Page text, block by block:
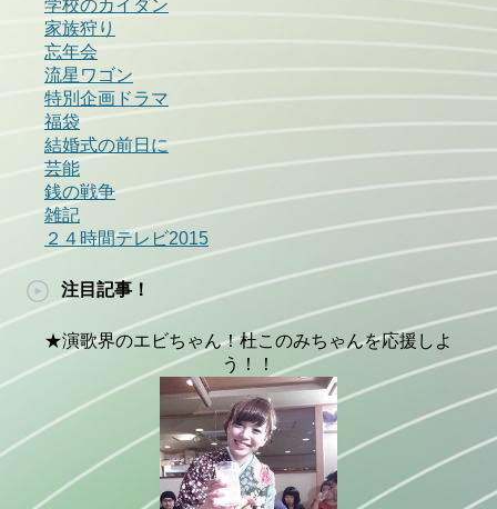
学校のカイダン
家族狩り
忘年会
流星ワゴン
特別企画ドラマ
福袋
結婚式の前日に
芸能
銭の戦争
雑記
２４時間テレビ2015
注目記事！
★演歌界のエビちゃん！杜このみちゃんを応援しよ
う！！